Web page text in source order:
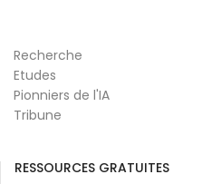
Recherche
Etudes
Pionniers de l'IA
Tribune
RESSOURCES GRATUITES